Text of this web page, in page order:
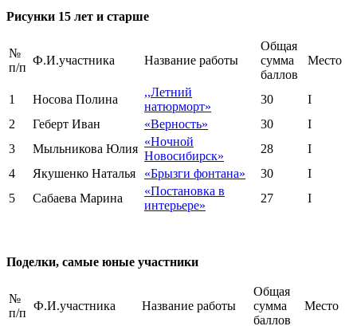
Рисунки 15 лет и старше
№
п/п
Ф.И.участника Название работы
Общая
сумма
баллов
Место
1 Носова Полина
,,Летний
натюрморт»
30
I
2
Геберт Иван «Верность» 30
I
3
Мыльникова Юлия
«Ночной
Новосибирск»
28
I
4
Якушенко Наталья «Брызги фонтана» 30
I
5
Сабаева Марина
«Постановка в
интерьере»
27 I
Поделки, самые юные участники
№
п/п
Ф.И.участника Название работы
Общая
сумма
баллов
Место